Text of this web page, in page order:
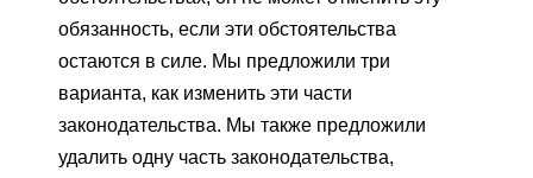
обязанность, если эти обстоятельства
остаются в силе. Мы предложили три
варианта, как изменить эти части
законодательства. Мы также предложили
удалить одну часть законодательства,